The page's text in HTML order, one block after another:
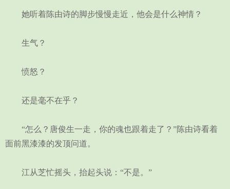
她听着陈由诗的脚步慢慢走近，他会是什么神情？
生气？
愤怒？
还是毫不在乎？
“怎么？唐俊生一走，你的魂也跟着走了？”陈由诗看着
面前黑漆漆的发顶问道。
江从芝忙摇头，抬起头说：“不是。”